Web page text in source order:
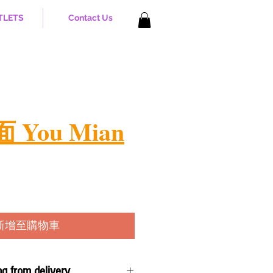
Contact Us
You Mian
增至購物車